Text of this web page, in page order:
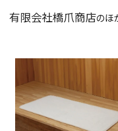
有限会社橋爪商店のほ